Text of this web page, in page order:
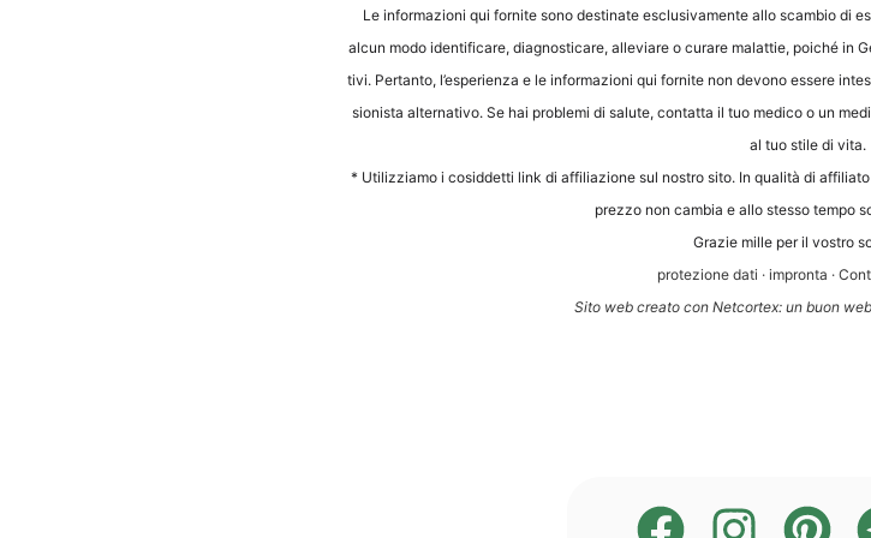
Le infor­ma­zio­ni qui for­ni­te sono desti­na­te esclu­si­v­a­men­te allo scam­bio di
alcun modo iden­ti­fi­ca­re, dia­gno­sti­ca­re, alle­vi­a­re o cura­re malat­tie, poi­ché in
ti­vi. Per­tan­to, l’e­s­pe­ri­en­za e le infor­ma­zio­ni qui for­ni­te non devo­no esse­re
sio­nis­ta alter­na­tivo. Se hai pro­ble­mi di salu­te, contat­ta il tuo med­ico o un
al tuo sti­le di vita.
* Uti­liz­zia­mo i cosid­det­ti link di affi­lia­zio­ne sul nos­tro sito. In qua­li­tà di
prez­zo non cam­bia e allo stes­so tem­po
Gra­zie mil­le per il vos­tro
pro­te­zio­ne dati · impron­ta ·
Sito web crea­to con Net­cortex: un buon